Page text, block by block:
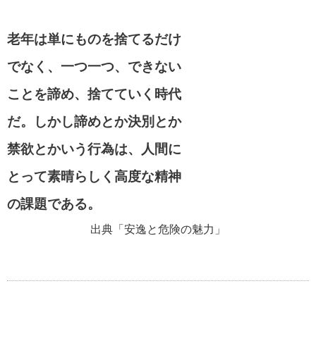
老年は単にものを捨てるだけ
でなく、一つ一つ、できない
ことを諦め、捨てていく時代
だ。しかし諦めとか決別とか
禁欲とかいう行為は、人間に
とって素晴らしく高度な精神
の課題である。
出典「安逸と危険の魅力」